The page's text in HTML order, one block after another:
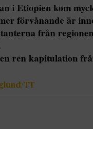
i Etiopien kom
förvånande är
från
ren kapitulation
TT
|
av Afrikanska unionen